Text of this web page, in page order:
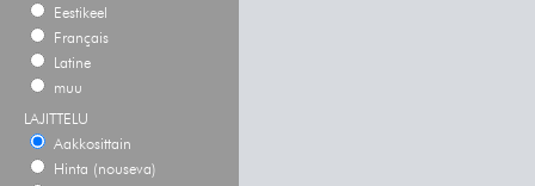
Eestikeel
Français
Latine
muu
LAJITTELU
Aakkosittain
Hinta (nouseva)